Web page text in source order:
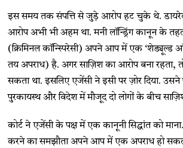
इस समय तक संपत्ति से जुड़े आरोप हट चुके थे.
आरोप अभी भी अहम था. मनी लॉन्ड्रिंग कानून के
(क्रिमिनल कॉन्स्पिरेसी) अपने आप में एक
तय अपराध) है. अगर साज़िश का आरोप बना रहता,
सकता था. इसलिए एजेंसी ने इसी पर ज़ोर दिया. उसने
पुरकायस्थ और विदेश में मौजूद दो लोगों के बीच
कोर्ट ने एजेंसी के पक्ष में एक कानूनी सिद्धांत को
करने का समझौता अपने आप में एक अपराध हो